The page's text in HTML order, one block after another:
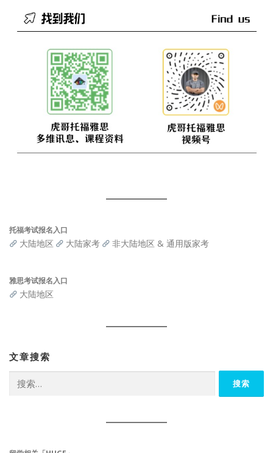
托福考试报名入口
大陆地区 大陆家考 非大陆地区 & 通用版家考
雅思考试报名入口
大陆地区
文章搜索
索：